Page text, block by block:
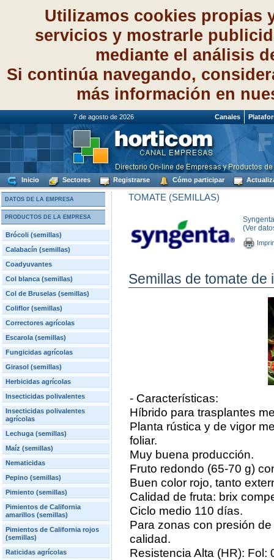
Utilizamos cookies propias
servicios y mostrarle
mediante el análisis
Si continúa navegando,
más información en
7 de agosto de 2026 Canales
Inicio Sectores Registrarse Cómo participar
DATOS DE LA EMPRESA
PRODUCTOS DE LA EMPRESA
Brócoli (semillas)
Calabacín (semillas)
Coadyuvantes
Col blanca (semillas)
Col de Bruselas (semillas)
Coliflor (semillas)
Correctores agrícolas
Escarola (semillas)
Fungicidas agrícolas
Girasol (semillas)
Herbicidas agrícolas
Insecticidas polivalentes
Insecticidas polivalentes
agrícolas
Lechuga (semillas)
Maíz (semillas)
Nematicidas
Pepino (semillas)
Pimiento (semillas)
Pimientos de California
amarillos (semillas)
Pimientos de California rojos
(semillas)
Raticidas agrícolas
TOMATE (SEMILLAS)
(Ver
Semillas de tomate de
- Características:
Híbrido para trasplantes
Planta rústica y de vigor
foliar.
Muy buena producción.
Fruto redondo (65-70 g)
Buen color rojo, tanto
Calidad de fruta: brix
Ciclo medio 110 días.
Para zonas con presión
calidad.
Resistencia Alta (HR): Fol: